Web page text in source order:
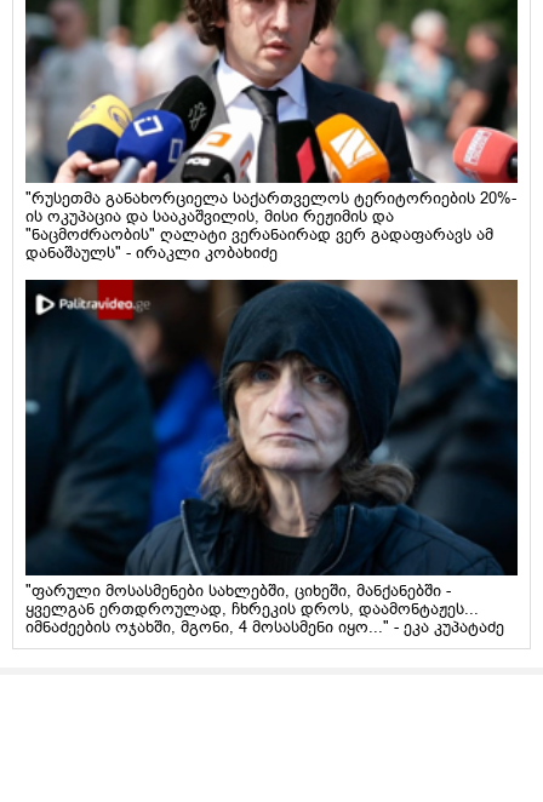
"რუსეთმა განახორციელა საქართველოს ტერიტორიების 20%-
ის ოკუპაცია და სააკაშვილის, მისი რეჟიმის და
"ნაცმოძრაობის" ღალატი ვერანაირად ვერ გადაფარავს ამ
დანაშაულს" - ირაკლი კობახიძე
"ფარული მოსასმენები სახლებში, ციხეში, მანქანებში -
ყველგან ერთდროულად, ჩხრეკის დროს, დაამონტაჟეს...
იმნაძეების ოჯახში, მგონი, 4 მოსასმენი იყო..." - ეკა კუპატაძე